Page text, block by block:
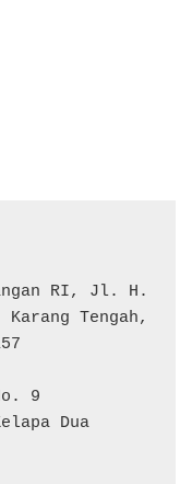
RI, Jl. H.
Tengah,
9
Dua